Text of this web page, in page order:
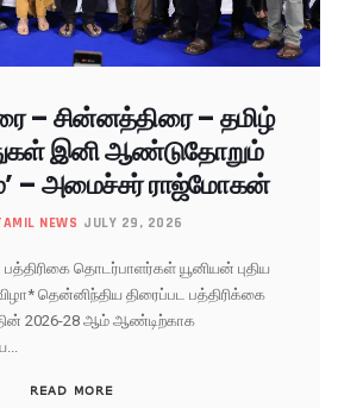
– சின்னத்திரை – தமிழ்
இனி ஆண்டுதோறும்
– அமைச்சர் ராஜ்மோகன்
NEWS JULY 29, 2026
தொடர்பாளர்கள் யூனியன் புதிய
தென்னிந்திய திரைப்பட பத்திரிக்கை
2026-28 ஆம் ஆண்டிற்காக
READ MORE